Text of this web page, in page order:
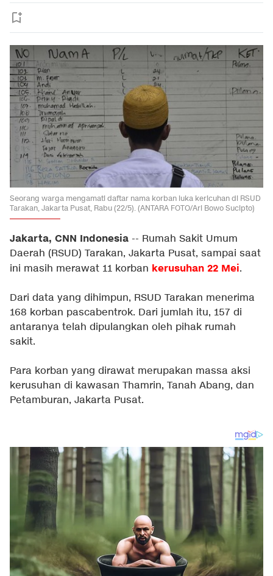
Seorang warga mengamati daftar nama korban luka kericuhan di RSUD
Tarakan, Jakarta Pusat, Rabu (22/5). (ANTARA FOTO/Ari Bowo Sucipto)
Jakarta, CNN Indonesia -- Rumah Sakit Umum
Daerah (RSUD) Tarakan, Jakarta Pusat, sampai saat
ini masih merawat 11 korban kerusuhan 22 Mei.
Dari data yang dihimpun, RSUD Tarakan menerima
168 korban pascabentrok. Dari jumlah itu, 157 di
antaranya telah dipulangkan oleh pihak rumah
sakit.
Para korban yang dirawat merupakan massa aksi
kerusuhan di kawasan Thamrin, Tanah Abang, dan
Petamburan, Jakarta Pusat.